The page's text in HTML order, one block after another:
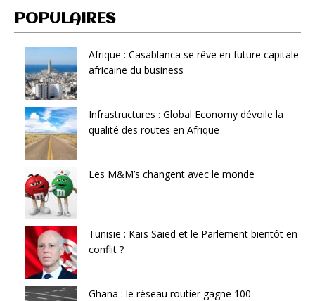
POPULAIRES
Afrique : Casablanca se rêve en future capitale
africaine du business
Infrastructures : Global Economy dévoile la
qualité des routes en Afrique
Les M&M’s changent avec le monde
Tunisie : Kaïs Saied et le Parlement bientôt en
conflit ?
Ghana : le réseau routier gagne 100